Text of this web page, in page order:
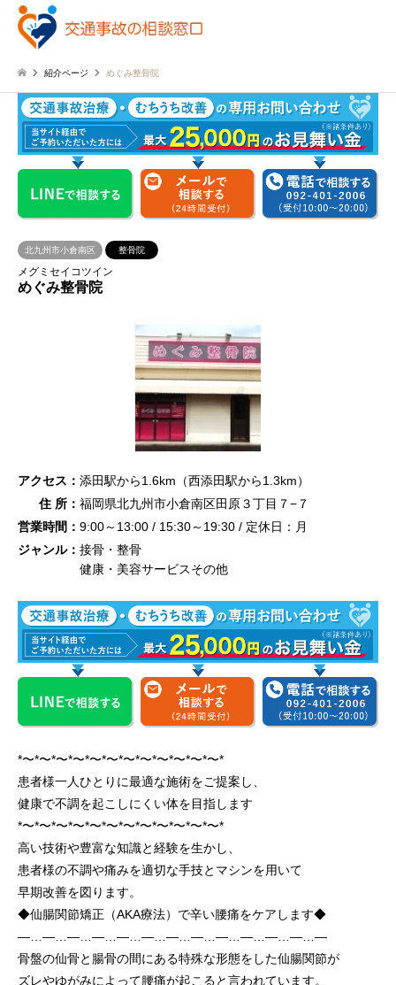
紹介ページ めぐみ整骨院
北九州市小倉南区 整骨院
メグミセイコツイン
めぐみ整骨院
アクセス： 添田駅から1.6km（西添田駅から1.3km）
住 所： 福岡県北九州市小倉南区田原３丁目７−７
営業時間： 9:00～13:00 / 15:30～19:30 / 定休日：月
ジャンル： 接骨・整骨
健康・美容サービスその他
*〜*〜*〜*〜*〜*〜*〜*〜*〜*〜*〜*〜*
患者様一人ひとりに最適な施術をご提案し、
健康で不調を起こしにくい体を目指します
*〜*〜*〜*〜*〜*〜*〜*〜*〜*〜*〜*〜*
高い技術や豊富な知識と経験を生かし、
患者様の不調や痛みを適切な手技とマシンを用いて
早期改善を図ります。
◆仙腸関節矯正（AKA療法）で辛い腰痛をケアします◆
—…—…—…—…—…—…—…—…—…—…—…—…—
骨盤の仙骨と腸骨の間にある特殊な形態をした仙腸関節が
ズレやゆがみによって腰痛が起こると言われています。